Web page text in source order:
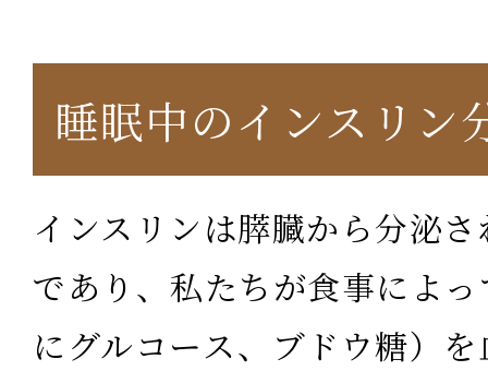
睡眠中のインスリン
インスリンは膵臓から分泌
であり、私たちが食事によ
にグルコース、ブドウ糖）